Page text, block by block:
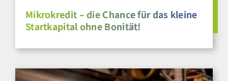
Mikrokredit – die Chance für das kleine
Startkapital ohne Bonität!